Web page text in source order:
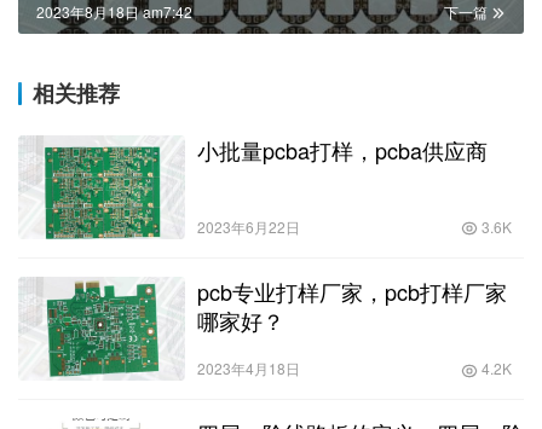
下一篇
2023年8月18日 am7:42
相关推荐
小批量pcba打样，pcba供应商
2023年6月22日 3.6K
pcb专业打样厂家，pcb打样厂家
哪家好？
2023年4月18日 4.2K